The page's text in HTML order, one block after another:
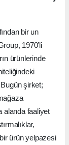
bir un
1970’li
ürünlerinde
şirket;
alanda faaliyet
ürün yelpazesi